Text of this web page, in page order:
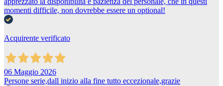
momenti difficile, non dovrebbe essere un optional!
Acquirente verificato
06 Maggio 2026
Persone serie,dall inizio alla fine tutto eccezionale,grazie